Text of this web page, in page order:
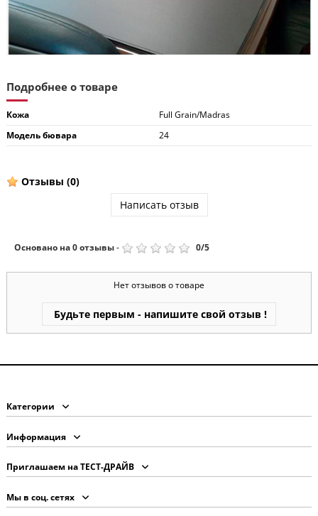
Подробнее о товаре
Кожа
Full Grain/Madras
Модель бювара
24
Отзывы (0)
Написать отзыв
Основано на0отзывы- 0/5
Нет отзывов о товаре
Будьте первым - напишите свой отзыв !
Категории
Информация
Приглашаем на ТЕСТ-ДРАЙВ
Мы в соц. сетях